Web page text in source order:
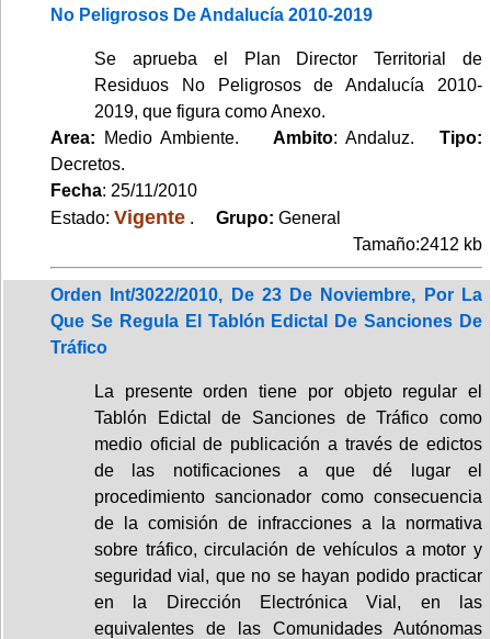
No Peligrosos De Andalucía 2010-2019
Se aprueba el Plan Director Territorial de
Residuos No Peligrosos de Andalucía 2010-
2019, que figura como Anexo.
Area: Medio Ambiente. Ambito: Andaluz.Tipo:
Decretos.
Fecha: 25/11/2010
Estado: Vigente . Grupo: General
Tamaño:2412 kb
Orden Int/3022/2010, De 23 De Noviembre, Por La
Que Se Regula El Tablón Edictal De Sanciones De
Tráfico
La presente orden tiene por objeto regular el
Tablón Edictal de Sanciones de Tráfico como
medio oficial de publicación a través de edictos
de las notificaciones a que dé lugar el
procedimiento sancionador como consecuencia
de la comisión de infracciones a la normativa
sobre tráfico, circulación de vehículos a motor y
seguridad vial, que no se hayan podido practicar
en la Dirección Electrónica Vial, en las
equivalentes de las Comunidades Autónomas